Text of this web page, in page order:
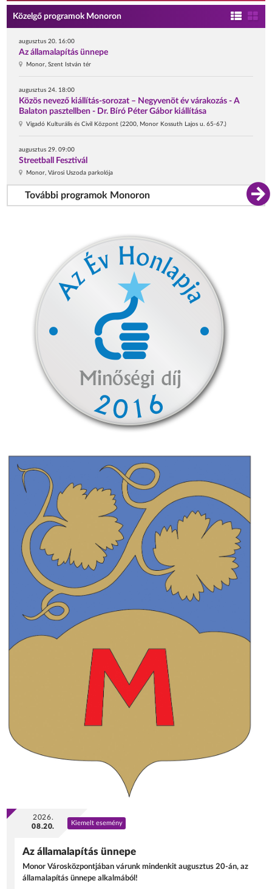
Közelgő programok Monoron
augusztus 20. 16:00
Az államalapítás ünnepe
Monor, Szent István tér
augusztus 24. 18:00
Közös nevező kiállítás-sorozat – Negyvenöt év várakozás - A
Balaton pasztellben - Dr. Bíró Péter Gábor kiállítása
Vigadó Kulturális és Civil Központ (2200, Monor Kossuth Lajos u. 65-67.)
augusztus 29. 09:00
Streetball Fesztivál
Monor, Városi Uszoda parkolója
További programok Monoron
2026.
08.20.
Kiemelt esemény
Az államalapítás ünnepe
Monor Városközpontjában várunk mindenkit augusztus 20-án, az
államalapítás ünnepe alkalmából!